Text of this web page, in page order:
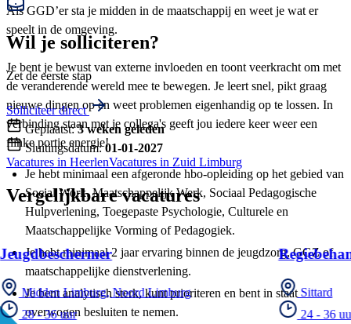
Als GGD’er sta je midden in de maatschappij en weet je wat er
speelt in de omgeving.
Je bent je bewust van externe invloeden en toont veerkracht om met
de veranderende wereld mee te bewegen. Je leert snel, pikt graag
nieuwe dingen op en weet problemen eigenhandig op te lossen. In
verbinding staan met je collega's geeft jou iedere keer weer een
flinke portie energie!
Je hebt minimaal een afgeronde hbo-opleiding op het gebied van
Social Work, Maatschappelijk Werk, Sociaal Pedagogische
Hulpverlening, Toegepaste Psychologie, Culturele en
Maatschappelijke Vorming of Pedagogiek.
Je hebt minimaal 2 jaar ervaring binnen de jeugdzorg, GGZ of
maatschappelijke dienstverlening.
Je bent analytisch sterk, kunt prioriteren en bent in staat
overwogen besluiten te nemen.
Wil je solliciteren?
Zet de eerste stap
Solliciteer direct
Geplaatst:3 weken geleden
Sluitingsdatum:01-01-2027
Vacatures in HeerlenVacatures in Zuid Limburg
Vergelijkbare vacatures
Jeugdbeschermer
Midden Limburg, Noord Limburg
28 - 36 uur
Sittard
24 - 36